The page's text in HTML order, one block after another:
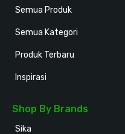
Semua Produk
Semua Kategori
Produk Terbaru
Inspirasi
Shop By Brands
Sika